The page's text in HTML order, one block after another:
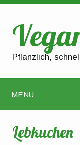
Pflanzlich,
MENU
Lebkuchen